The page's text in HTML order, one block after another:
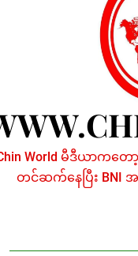
World မီဒီယာကတ
တင်ဆက်နေပြီး BNI